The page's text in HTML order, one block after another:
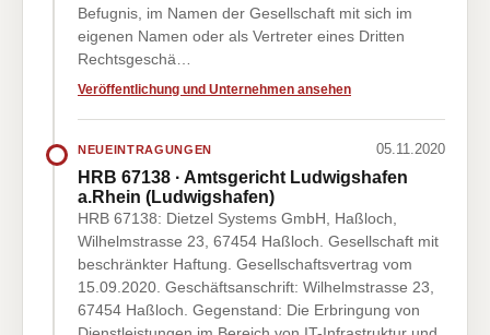
Befugnis, im Namen der Gesellschaft mit sich im
eigenen Namen oder als Vertreter eines Dritten
Rechtsgeschä…
Veröffentlichung und Unternehmen ansehen
NEUEINTRAGUNGEN 05.11.2020
HRB 67138 · Amtsgericht Ludwigshafen
a.Rhein (Ludwigshafen)
HRB 67138: Dietzel Systems GmbH, Haßloch,
Wilhelmstrasse 23, 67454 Haßloch. Gesellschaft mit
beschränkter Haftung. Gesellschaftsvertrag vom
15.09.2020. Geschäftsanschrift: Wilhelmstrasse 23,
67454 Haßloch. Gegenstand: Die Erbringung von